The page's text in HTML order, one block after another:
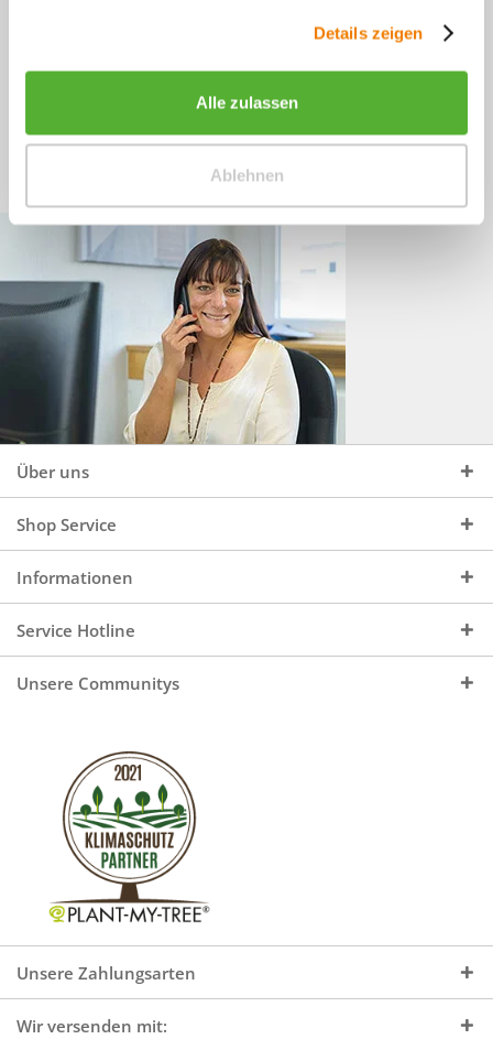
Details zeigen
Alle zulassen
Ablehnen
Sie haben Fragen zu unseren
+49 (0)4244 965 34 04
Mo - Do, 09:00 - 16:00 Uhr
und Fr, 09:00 - 13:00 Uhr
Über uns
Shop Service
Informationen
Service Hotline
Unsere Communitys
Unsere Zahlungsarten
Wir versenden mit: